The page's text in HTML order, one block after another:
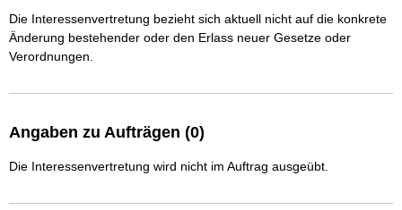
Die Interessenvertretung bezieht sich aktuell nicht auf die konkrete
Änderung bestehender oder den Erlass neuer Gesetze oder
Verordnungen.
Angaben zu Aufträgen (0)
Die Interessenvertretung wird nicht im Auftrag ausgeübt.